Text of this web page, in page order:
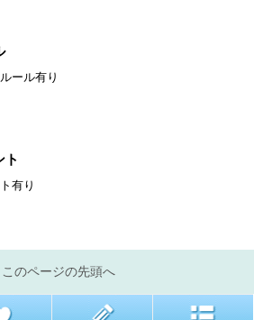
ール有り
ト
有り
このページの先頭へ